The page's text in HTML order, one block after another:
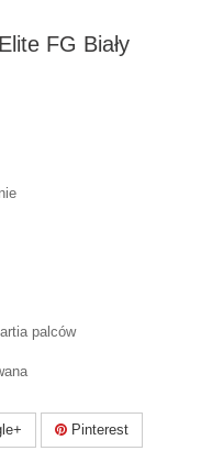
FG Biały
palców
Pinterest